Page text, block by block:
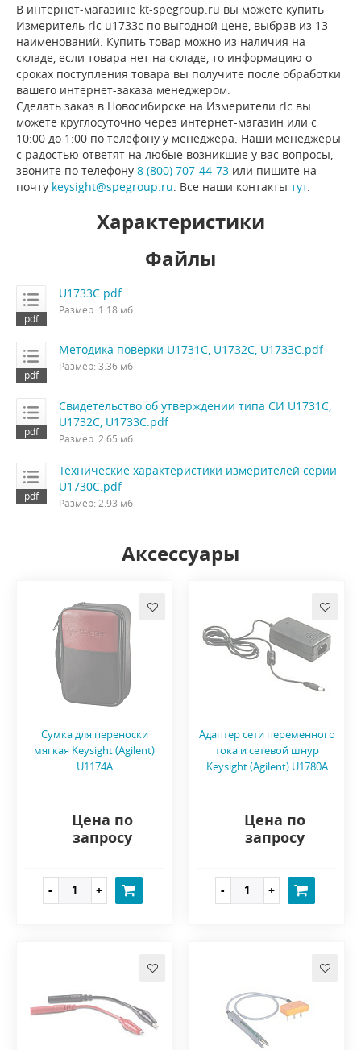
В интернет-магазине kt-spegroup.ru вы можете купить
Измеритель rlc u1733c по выгодной цене, выбрав из 13
наименований. Купить товар можно из наличия на
складе, если товара нет на складе, то информацию о
сроках поступления товара вы получите после обработки
вашего интернет-заказа менеджером.
Сделать заказ в Новосибирске на Измерители rlc вы
можете круглосуточно через интернет-магазин или с
10:00 до 1:00 по телефону у менеджера. Наши менеджеры
с радостью ответят на любые возникшие у вас вопросы,
звоните по телефону 8 (800) 707-44-73 или пишите на
почту keysight@spegroup.ru . Все наши контакты тут.
Характеристики
Файлы
U1733C.pdf
Размер: 1.18 мб
Методика поверки U1731C, U1732C, U1733C.pdf
Размер: 3.36 мб
Свидетельство об утверждении типа СИ U1731C,
U1732C, U1733C.pdf
Размер: 2.65 мб
Технические характеристики измерителей серии
U1730C.pdf
Размер: 2.93 мб
Аксессуары
Сумка для переноски
мягкая Keysight (Agilent)
U1174A
Цена по
запросу
Адаптер сети переменного
тока и сетевой шнур
Keysight (Agilent) U1780A
Цена по
запросу